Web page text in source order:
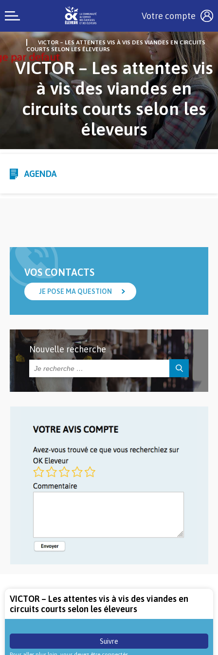
Votre compte
VICTOR – LES ATTENTES VIS À VIS DES VIANDES EN CIRCUITS
COURTS SELON LES ÉLEVEURS
VICTOR – Les attentes vis
à vis des viandes en
circuits courts selon les
éleveurs
AGENDA
VOS CONTACTS
JE POSE MA QUESTION
Nouvelle recherche
VICTOR – Les attentes vis à vis des viandes en
circuits courts selon les éleveurs
Suivre